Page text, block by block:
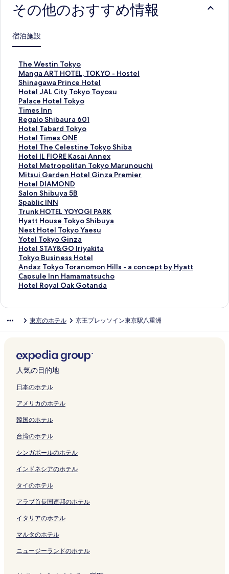
その他のおすすめ情報
宿泊施設
The Westin Tokyo
T
h
e
W
e
s
t
i
n
T
o
k
y
o
の
ペ
ー
ジ
を
開
く
リ
ン
ク
Manga ART HOTEL, TOKYO - Hostel
M
a
n
g
a
A
R
T
H
O
T
E
L
,
T
O
K
Y
O
-
H
o
s
t
ペ
ー
開
く
リ
ン
Shinagawa Prince Hotel
S
h
i
n
a
g
a
w
a
P
r
i
n
c
e
H
o
t
e
l
の
ペ
ー
く
リ
Hotel JAL City Tokyo Toyosu
H
o
t
e
l
J
A
L
C
i
t
y
T
o
k
y
o
T
o
y
o
s
ー
ジ
く
リ
ン
ク
Palace Hotel Tokyo
P
a
l
a
c
e
H
o
t
e
l
T
o
k
y
o
の
ペ
ー
ジ
を
ン
ク
Times Inn
T
i
m
e
s
I
n
n
の
ペ
ー
ジ
を
開
く
リ
ン
ク
Regalo Shibaura 601
R
e
g
a
l
o
S
h
i
b
a
u
r
a
6
0
1
の
ペ
開
く
ク
Hotel Tabard Tokyo
H
o
t
e
l
T
a
b
a
r
d
T
o
k
y
o
の
ペ
開
く
ク
Hotel Times ONE
H
o
t
e
l
T
i
m
e
s
O
N
E
の
ペ
ー
ジ
リ
ン
Hotel The Celestine Tokyo Shiba
H
o
t
e
l
T
h
e
C
e
l
e
s
t
i
n
y
h
i
a
ペ
ジ
を
開
く
ン
Hotel IL FIORE Kasai Annex
H
o
t
e
l
I
L
F
I
O
R
E
K
a
s
n
の
ペ
ー
ジ
開
リ
ン
ク
Hotel Metropolitan Tokyo Marunouchi
H
o
t
e
l
M
e
t
r
o
p
o
l
i
o
o
M
r
n
u
c
h
i
ペ
ジ
開
く
リ
ン
Mitsui Garden Hotel Ginza Premier
M
i
t
s
u
i
G
a
r
d
e
n
H
G
z
a
r
m
e
r
の
ペ
ジ
開
リ
ン
ク
Hotel DIAMOND
H
o
t
e
l
D
I
A
M
O
N
D
ジ
を
リ
ン
ク
Salon Shibuya 5B
S
a
l
o
n
S
h
i
b
u
y
の
ペ
を
開
く
リ
ク
Spablic INN
S
p
a
b
l
i
c
I
N
N
ジ
を
リ
ン
ク
Trunk HOTEL YOYOGI PARK
T
r
u
n
k
H
O
T
E
O
P
A
K
ペ
ジ
を
開
く
ン
Hyatt House Tokyo Shibuya
H
y
a
t
t
H
o
u
k
S
h
b
y
の
ペ
ー
ジ
開
リ
ク
Nest Hotel Tokyo Yaesu
N
e
s
t
H
o
t
k
Y
a
s
の
ー
ジ
を
開
リ
ク
Yotel Tokyo Ginza
Y
o
t
e
l
T
G
z
a
の
ペ
ジ
開
く
リ
ン
Hotel STAY&GO Iriyakita
H
o
t
e
l
&
I
r
y
k
t
a
の
ペ
ジ
開
リ
ン
ク
Tokyo Business Hotel
T
o
k
y
i
s
s
H
o
e
の
ペ
ー
ジ
開
リ
ク
Andaz Tokyo Toranomon Hills - a concept by Hyatt
A
n
d
k
T
o
a
o
o
n
H
i
l
-
c
o
n
c
p
Capsule Inn Hamamatsucho
C
a
e
n
H
m
m
t
s
u
c
o
ペ
ジ
を
開
く
ン
Hotel Royal Oak Gotanda
H
R
a
l
O
a
G
t
a
n
d
の
ー
を
開
く
リ
ク
東京のホテル 京王プレッソイン東京駅八重洲
人気の目的地
日本のホテル
アメリカのホテル
韓国のホテル
台湾のホテル
シンガポールのホテル
インドネシアのホテル
タイのホテル
アラブ首長国連邦のホテル
イタリアのホテル
マルタのホテル
ニュージーランドのホテル